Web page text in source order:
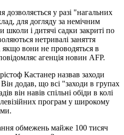
у разі "нагальних
для догляду за немічним
школи і дитячі садки закриті по
нетривалі заняття
якщо вони не проводяться в
агенція новин AFP.
Кастанер назвав заходи
додав, що всі "заходи в групах
він навів спільні обіди в колі
програм у широкому
обмежень майже 100 тисяч